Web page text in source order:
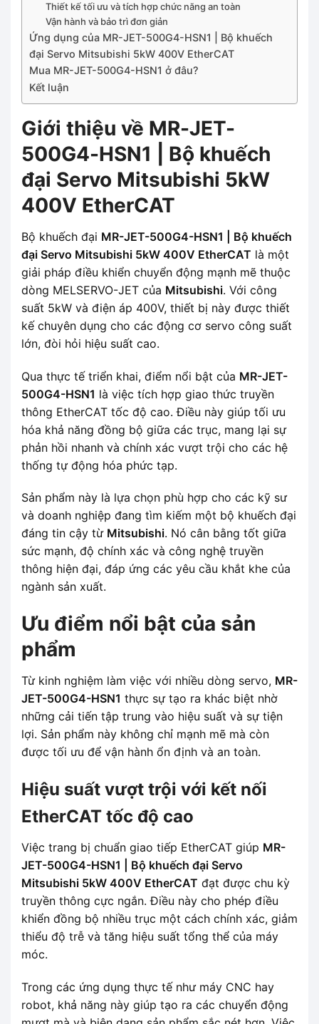
Thiết kế tối ưu và tích hợp chức năng an toàn
Vận hành và bảo trì đơn giản
Ứng dụng của MR-JET-500G4-HSN1 | Bộ khuếch
đại Servo Mitsubishi 5kW 400V EtherCAT
Mua MR-JET-500G4-HSN1 ở đâu?
Kết luận
Giới thiệu về MR-JET-
500G4-HSN1 | Bộ khuếch
đại Servo Mitsubishi 5kW
400V EtherCAT
Bộ khuếch đại MR-JET-500G4-HSN1 | Bộ khuếch
đại Servo Mitsubishi 5kW 400V EtherCAT là một
giải pháp điều khiển chuyển động mạnh mẽ thuộc
dòng MELSERVO-JET của Mitsubishi. Với công
suất 5kW và điện áp 400V, thiết bị này được thiết
kế chuyên dụng cho các động cơ servo công suất
lớn, đòi hỏi hiệu suất cao.
Qua thực tế triển khai, điểm nổi bật của MR-JET-
500G4-HSN1 là việc tích hợp giao thức truyền
thông EtherCAT tốc độ cao. Điều này giúp tối ưu
hóa khả năng đồng bộ giữa các trục, mang lại sự
phản hồi nhanh và chính xác vượt trội cho các hệ
thống tự động hóa phức tạp.
Sản phẩm này là lựa chọn phù hợp cho các kỹ sư
và doanh nghiệp đang tìm kiếm một bộ khuếch đại
đáng tin cậy từ Mitsubishi. Nó cân bằng tốt giữa
sức mạnh, độ chính xác và công nghệ truyền
thông hiện đại, đáp ứng các yêu cầu khắt khe của
ngành sản xuất.
Ưu điểm nổi bật của sản
phẩm
Từ kinh nghiệm làm việc với nhiều dòng servo, MR-
JET-500G4-HSN1 thực sự tạo ra khác biệt nhờ
những cải tiến tập trung vào hiệu suất và sự tiện
lợi. Sản phẩm này không chỉ mạnh mẽ mà còn
được tối ưu để vận hành ổn định và an toàn.
Hiệu suất vượt trội với kết nối
EtherCAT tốc độ cao
Việc trang bị chuẩn giao tiếp EtherCAT giúp MR-
JET-500G4-HSN1 | Bộ khuếch đại Servo
Mitsubishi 5kW 400V EtherCAT đạt được chu kỳ
truyền thông cực ngắn. Điều này cho phép điều
khiển đồng bộ nhiều trục một cách chính xác, giảm
thiểu độ trễ và tăng hiệu suất tổng thể của máy
móc.
Trong các ứng dụng thực tế như máy CNC hay
robot, khả năng này giúp tạo ra các chuyển động